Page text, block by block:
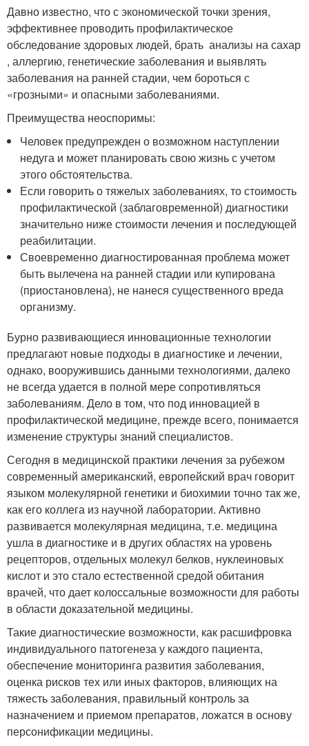
Давно известно, что с экономической точки зрения,
эффективнее проводить профилактическое
обследование здоровых людей, брать анализы на сахар
, аллергию, генетические заболевания и выявлять
заболевания на ранней стадии, чем бороться с
«грозными» и опасными заболеваниями.
Преимущества неоспоримы:
Человек предупрежден о возможном наступлении
недуга и может планировать свою жизнь с учетом
этого обстоятельства.
Если говорить о тяжелых заболеваниях, то стоимость
профилактической (заблаговременной) диагностики
значительно ниже стоимости лечения и последующей
реабилитации.
Своевременно диагностированная проблема может
быть вылечена на ранней стадии или купирована
(приостановлена), не нанеся существенного вреда
организму.
Бурно развивающиеся инновационные технологии
предлагают новые подходы в диагностике и лечении,
однако, вооружившись данными технологиями, далеко
не всегда удается в полной мере сопротивляться
заболеваниям. Дело в том, что под инновацией в
профилактической медицине, прежде всего, понимается
изменение структуры знаний специалистов.
Сегодня в медицинской практики лечения за рубежом
современный американский, европейский врач говорит
языком молекулярной генетики и биохимии точно так же,
как его коллега из научной лаборатории. Активно
развивается молекулярная медицина, т.е. медицина
ушла в диагностике и в других областях на уровень
рецепторов, отдельных молекул белков, нуклеиновых
кислот и это стало естественной средой обитания
врачей, что дает колоссальные возможности для работы
в области доказательной медицины.
Такие диагностические возможности, как расшифровка
индивидуального патогенеза у каждого пациента,
обеспечение мониторинга развития заболевания,
оценка рисков тех или иных факторов, влияющих на
тяжесть заболевания, правильный контроль за
назначением и приемом препаратов, ложатся в основу
персонификации медицины.